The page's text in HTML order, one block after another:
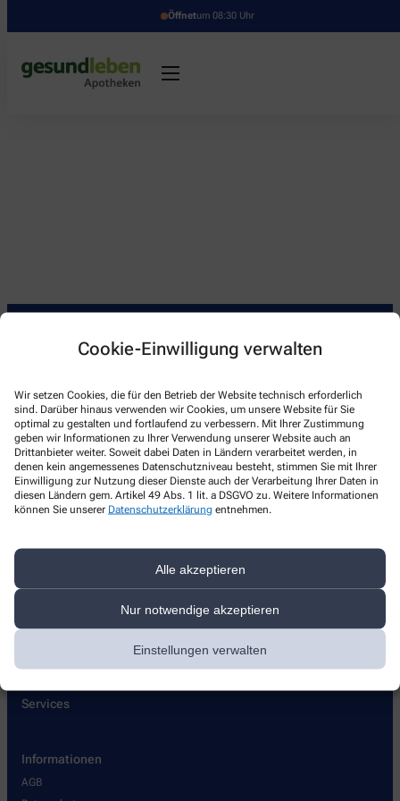
Cookie-Einwilligung verwalten
Wir setzen Cookies, die für den Betrieb der Website technisch erforderlich
sind. Darüber hinaus verwenden wir Cookies, um unsere Website für Sie
optimal zu gestalten und fortlaufend zu verbessern. Mit Ihrer Zustimmung
geben wir Informationen zu Ihrer Verwendung unserer Website auch an
Drittanbieter weiter. Soweit dabei Daten in Ländern verarbeitet werden, in
denen kein angemessenes Datenschutzniveau besteht, stimmen Sie mit Ihrer
Einwilligung zur Nutzung dieser Dienste auch der Verarbeitung Ihrer Daten in
diesen Ländern gem. Artikel 49 Abs. 1 lit. a DSGVO zu. Weitere Informationen
können Sie unserer Datenschutzerklärung entnehmen.
Alle akzeptieren
Nur notwendige akzeptieren
Einstellungen verwalten
Öffnetum 08:30 Uhr
Sonnen Apotheke
Hauptstr. 71,90562 Heroldsberg
+49-9115180886
+49-9115186005
Lieferoptionen
Services
Informationen
AGB